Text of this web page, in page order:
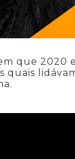
que 2020
quais